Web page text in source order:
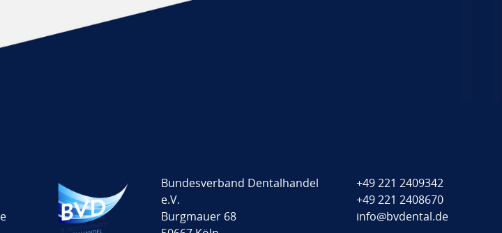
Bundesverband Dentalhandel
e.V.
Burgmauer 68
+49 221 2409342
+49 221 2408670
info@bvdental.de